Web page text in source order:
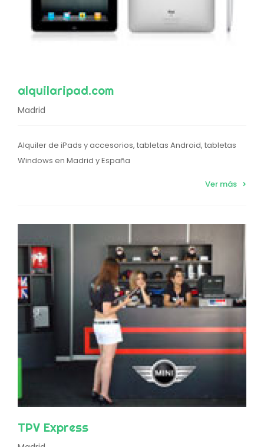
alquilaripad.com
Madrid
Alquiler de iPads y accesorios, tabletas Android, tabletas
Windows en Madrid y España
Ver más
TPV Express